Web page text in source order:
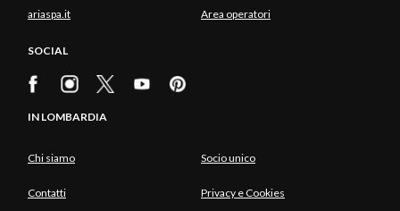
ariaspa.it Area operatori
SOCIAL
IN LOMBARDIA
Chi siamo Socio unico
Contatti Privacy e Cookies